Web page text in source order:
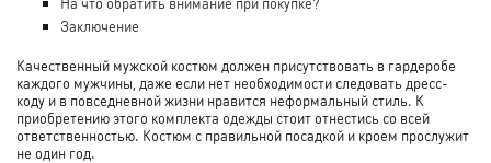
Заключение
Качественный мужской костюм должен присутствовать в гардеробе
каждого мужчины, даже если нет необходимости следовать дресс-
коду и в повседневной жизни нравится неформальный стиль. К
приобретению этого комплекта одежды стоит отнестись со всей
ответственностью. Костюм с правильной посадкой и кроем прослужит
не один год.